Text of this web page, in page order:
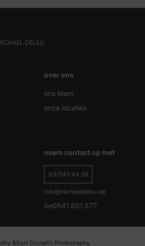
DELEU
over ons
ons team
onze locaties
neem contact op met
03/345 44 38
info@michaeldeleu.be
be0541.601.577
&Bart Gosselin Photography